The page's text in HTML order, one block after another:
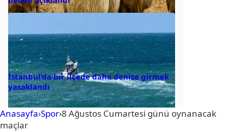
İstanbul’da bir ilçede daha denize girmek
yasaklandı
Anasayfa›Spor›8 Ağustos Cumartesi günü oynanacak
maçlar